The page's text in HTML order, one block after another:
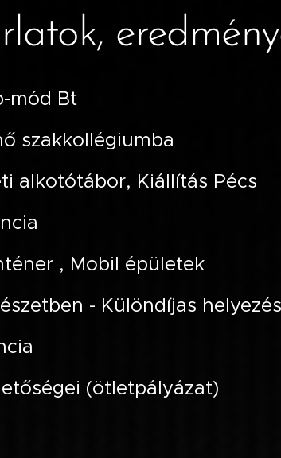
mód Bt
szakkollégiumba
alkotótábor, Kiállítás Pécs
, Mobil épületek
- Különdíjas helyezés
(ötletpályázat)